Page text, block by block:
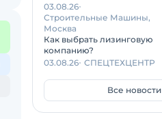
03.08.26
Строительные Машины,
Москва
Как выбрать лизинговую
компанию?
03.08.26 СПЕЦТЕХЦЕНТР
Все новости